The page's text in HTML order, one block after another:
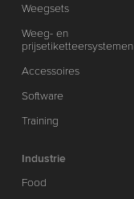
Weegsets
Weeg- en
prijsetiketteersystemen
Accessoires
Software
Training
Industrie
Food